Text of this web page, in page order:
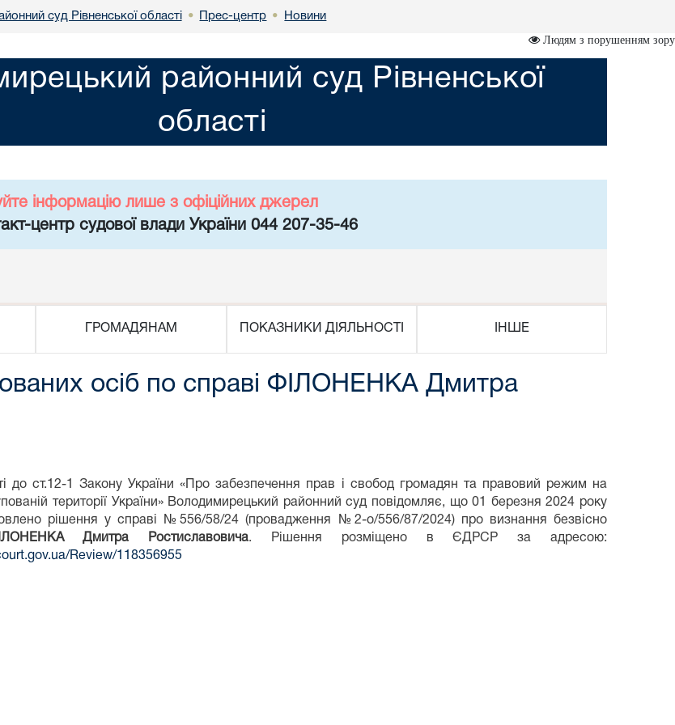
суд Рівненської області • Прес-центр • Новини
Людям з порушенням зору
районний суд Рівненської
області
інформацію лише з офіційних джерел
центр судової влади України 044 207-35-46
ГРОМАДЯНАМ ПОКАЗНИКИ ДІЯЛЬНОСТІ ІНШЕ
осіб по справі ФІЛОНЕНКА Дмитра
до ст.12-1 Закону України «Про забезпечення прав і свобод громадян та правовий режим на
території України» Володимирецький районний суд повідомляє, що 01 березня 2024 року
рішення у справі №556/58/24 (провадження №2-о/556/87/2024) про визнання безвісно
Дмитра Ростиславовича. Рішення розміщено в ЄДРСР за адресою:
Review/118356955